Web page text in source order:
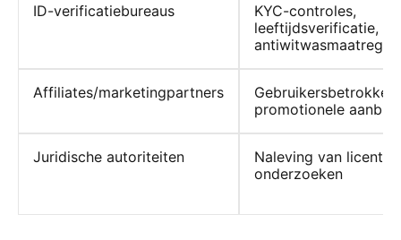
ID-verificatiebureaus
KYC-controles,
leeftijdsverificatie,
Affiliates/marketingpartners
promotionele
Juridische autoriteiten
Naleving van
onderzoeken